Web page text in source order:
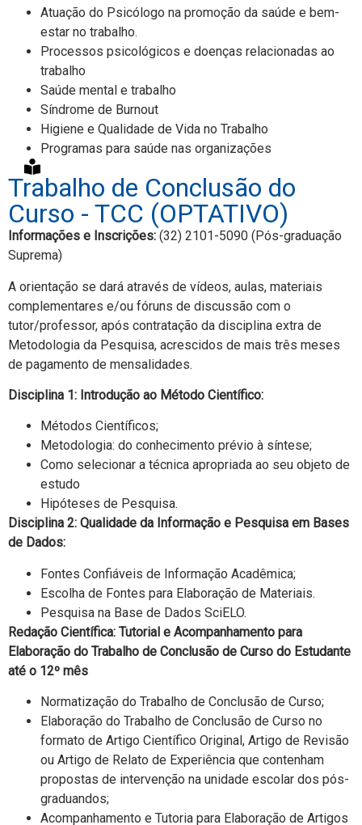
Atuação do Psicólogo na promoção da saúde e bem-
estar no trabalho.
Processos psicológicos e doenças relacionadas ao
trabalho
Saúde mental e trabalho
Síndrome de Burnout
Higiene e Qualidade de Vida no Trabalho
Programas para saúde nas organizações
Trabalho de Conclusão do
Curso - TCC (OPTATIVO)
Informações e Inscrições: (32) 2101-5090 (Pós-graduação
Suprema)
A orientação se dará através de vídeos, aulas, materiais
complementares e/ou fóruns de discussão com o
tutor/professor, após contratação da disciplina extra de
Metodologia da Pesquisa, acrescidos de mais três meses
de pagamento de mensalidades.
Disciplina 1: Introdução ao Método Científico:
Métodos Científicos;
Metodologia: do conhecimento prévio à síntese;
Como selecionar a técnica apropriada ao seu objeto de
estudo
Hipóteses de Pesquisa.
Disciplina 2: Qualidade da Informação e Pesquisa em Bases
de Dados:
Fontes Confiáveis de Informação Acadêmica;
Escolha de Fontes para Elaboração de Materiais.
Pesquisa na Base de Dados SciELO.
Redação Científica: Tutorial e Acompanhamento para
Elaboração do Trabalho de Conclusão de Curso do Estudante
até o 12º mês
Normatização do Trabalho de Conclusão de Curso;
Elaboração do Trabalho de Conclusão de Curso no
formato de Artigo Científico Original, Artigo de Revisão
ou Artigo de Relato de Experiência que contenham
propostas de intervenção na unidade escolar dos pós-
graduandos;
Acompanhamento e Tutoria para Elaboração de Artigos